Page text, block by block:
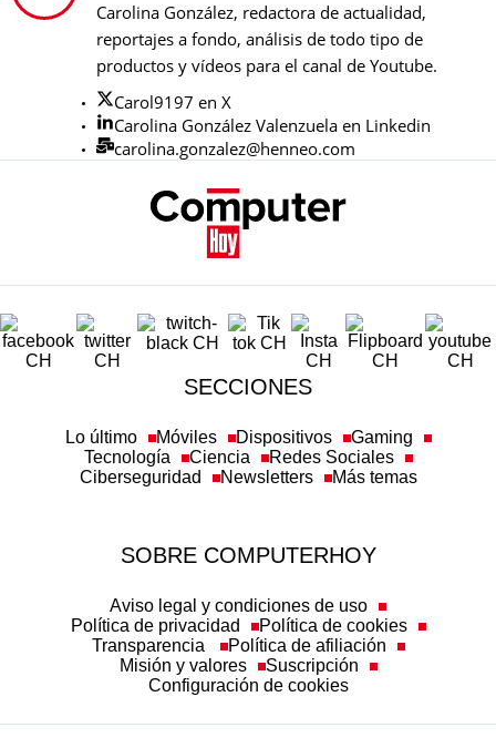
Carolina González, redactora de actualidad,
reportajes a fondo, análisis de todo tipo de
productos y vídeos para el canal de Youtube.
Carol9197 en X
Carolina González Valenzuela en Linkedin
carolina.gonzalez@henneo.com
SECCIONES
Lo último Móviles Dispositivos
Gaming
Tecnología
Ciencia
Redes Sociales
Ciberseguridad
Newsletters Más temas
SOBRE COMPUTERHOY
Aviso legal y condiciones de uso
Política de privacidad
Política de cookies
Transparencia
Política de afiliación
Misión y valores
Suscripción
Configuración de cookies